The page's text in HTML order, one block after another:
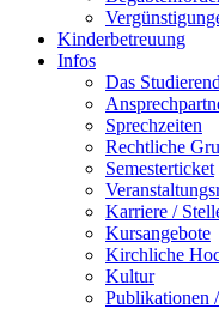
Kinderbetreuung
Infos
Das
Sprechzeiten
Rechtliche
Semesterticket
Karriere /
Kursangebote
Kirchliche
Kultur
Publikationen